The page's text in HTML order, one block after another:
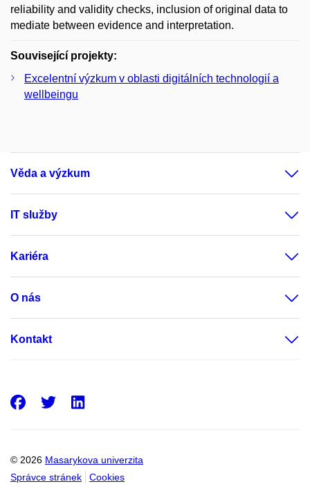
reliability and validity checks, inclusion of original data to
mediate between evidence and interpretation.
Související projekty:
Excelentní výzkum v oblasti digitálních technologií a
wellbeingu
Věda a výzkum
IT služby
Kariéra
O nás
Kontakt
© 2026 Masarykova univerzita
Správce stránek
Cookies
Facebook
Twitter